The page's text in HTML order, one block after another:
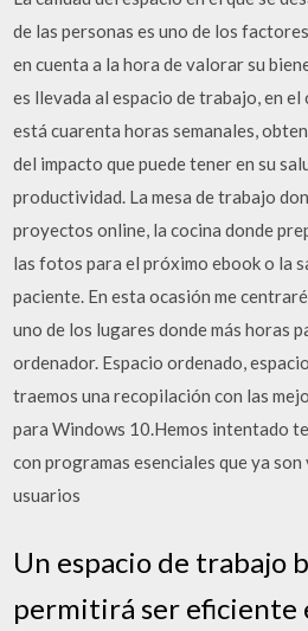
de las personas es uno de los
en cuenta a la hora de valorar su
es llevada al espacio de trabajo, en
está cuarenta horas semanales,
del impacto que puede tener en su
productividad. La mesa de trabajo
proyectos online, la cocina donde
las fotos para el próximo ebook o la
paciente. En esta ocasión me
uno de los lugares donde más horas
ordenador. Espacio ordenado,
traemos una recopilación con las
para Windows 10.Hemos intentado
con programas esenciales que ya
usuarios
Un espacio de trabajo
permitirá ser eficiente